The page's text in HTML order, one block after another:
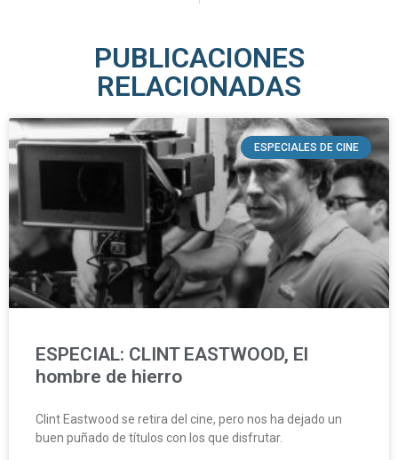
PUBLICACIONES
RELACIONADAS
ESPECIALES DE CINE
ESPECIAL: CLINT EASTWOOD, El
hombre de hierro
Clint Eastwood se retira del cine, pero nos ha dejado un
buen puñado de títulos con los que disfrutar.